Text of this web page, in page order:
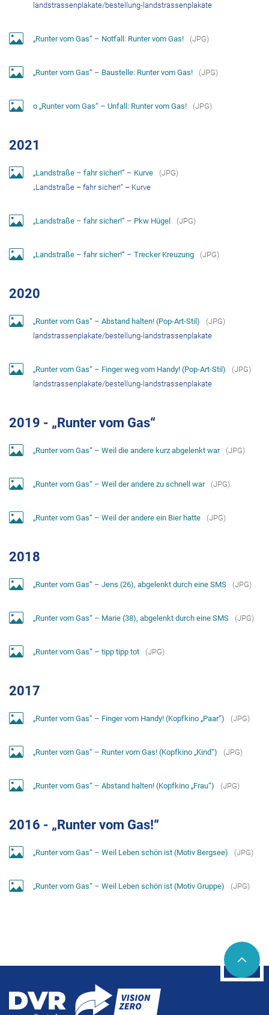
landstrassenplakate/bestellung-landstrassenplakate
„Runter vom Gas“ – Notfall: Runter vom Gas! (JPG)
„Runter vom Gas“ – Baustelle: Runter vom Gas! (JPG)
o „Runter vom Gas“ – Unfall: Runter vom Gas! (JPG)
2021
„Landstraße – fahr sicher!“ – Kurve (JPG)
„Landstraße – fahr sicher!“ – Kurve
„Landstraße – fahr sicher!“ – Pkw Hügel (JPG)
„Landstraße – fahr sicher!“ – Trecker Kreuzung (JPG)
2020
„Runter vom Gas“ – Abstand halten! (Pop-Art-Stil) (JPG)
landstrassenplakate/bestellung-landstrassenplakate
„Runter vom Gas“ – Finger weg vom Handy! (Pop-Art-Stil) (JPG)
landstrassenplakate/bestellung-landstrassenplakate
2019 - „Runter vom Gas“
„Runter vom Gas“ – Weil die andere kurz abgelenkt war (JPG)
„Runter vom Gas“ – Weil der andere zu schnell war (JPG)
„Runter vom Gas“ – Weil der andere ein Bier hatte (JPG)
2018
„Runter vom Gas“ – Jens (26), abgelenkt durch eine SMS (JPG)
„Runter vom Gas“ – Marie (38), abgelenkt durch eine SMS (JPG)
„Runter vom Gas“ – tipp tipp tot (JPG)
2017
„Runter vom Gas“ – Finger vom Handy! (Kopfkino „Paar“) (JPG)
„Runter vom Gas“ – Runter vom Gas! (Kopfkino „Kind“) (JPG)
„Runter vom Gas“ – Abstand halten! (Kopfkino „Frau“) (JPG)
2016 - „Runter vom Gas!“
„Runter vom Gas“ – Weil Leben schön ist (Motiv Bergsee) (JPG)
„Runter vom Gas“ – Weil Leben schön ist (Motiv Gruppe) (JPG)